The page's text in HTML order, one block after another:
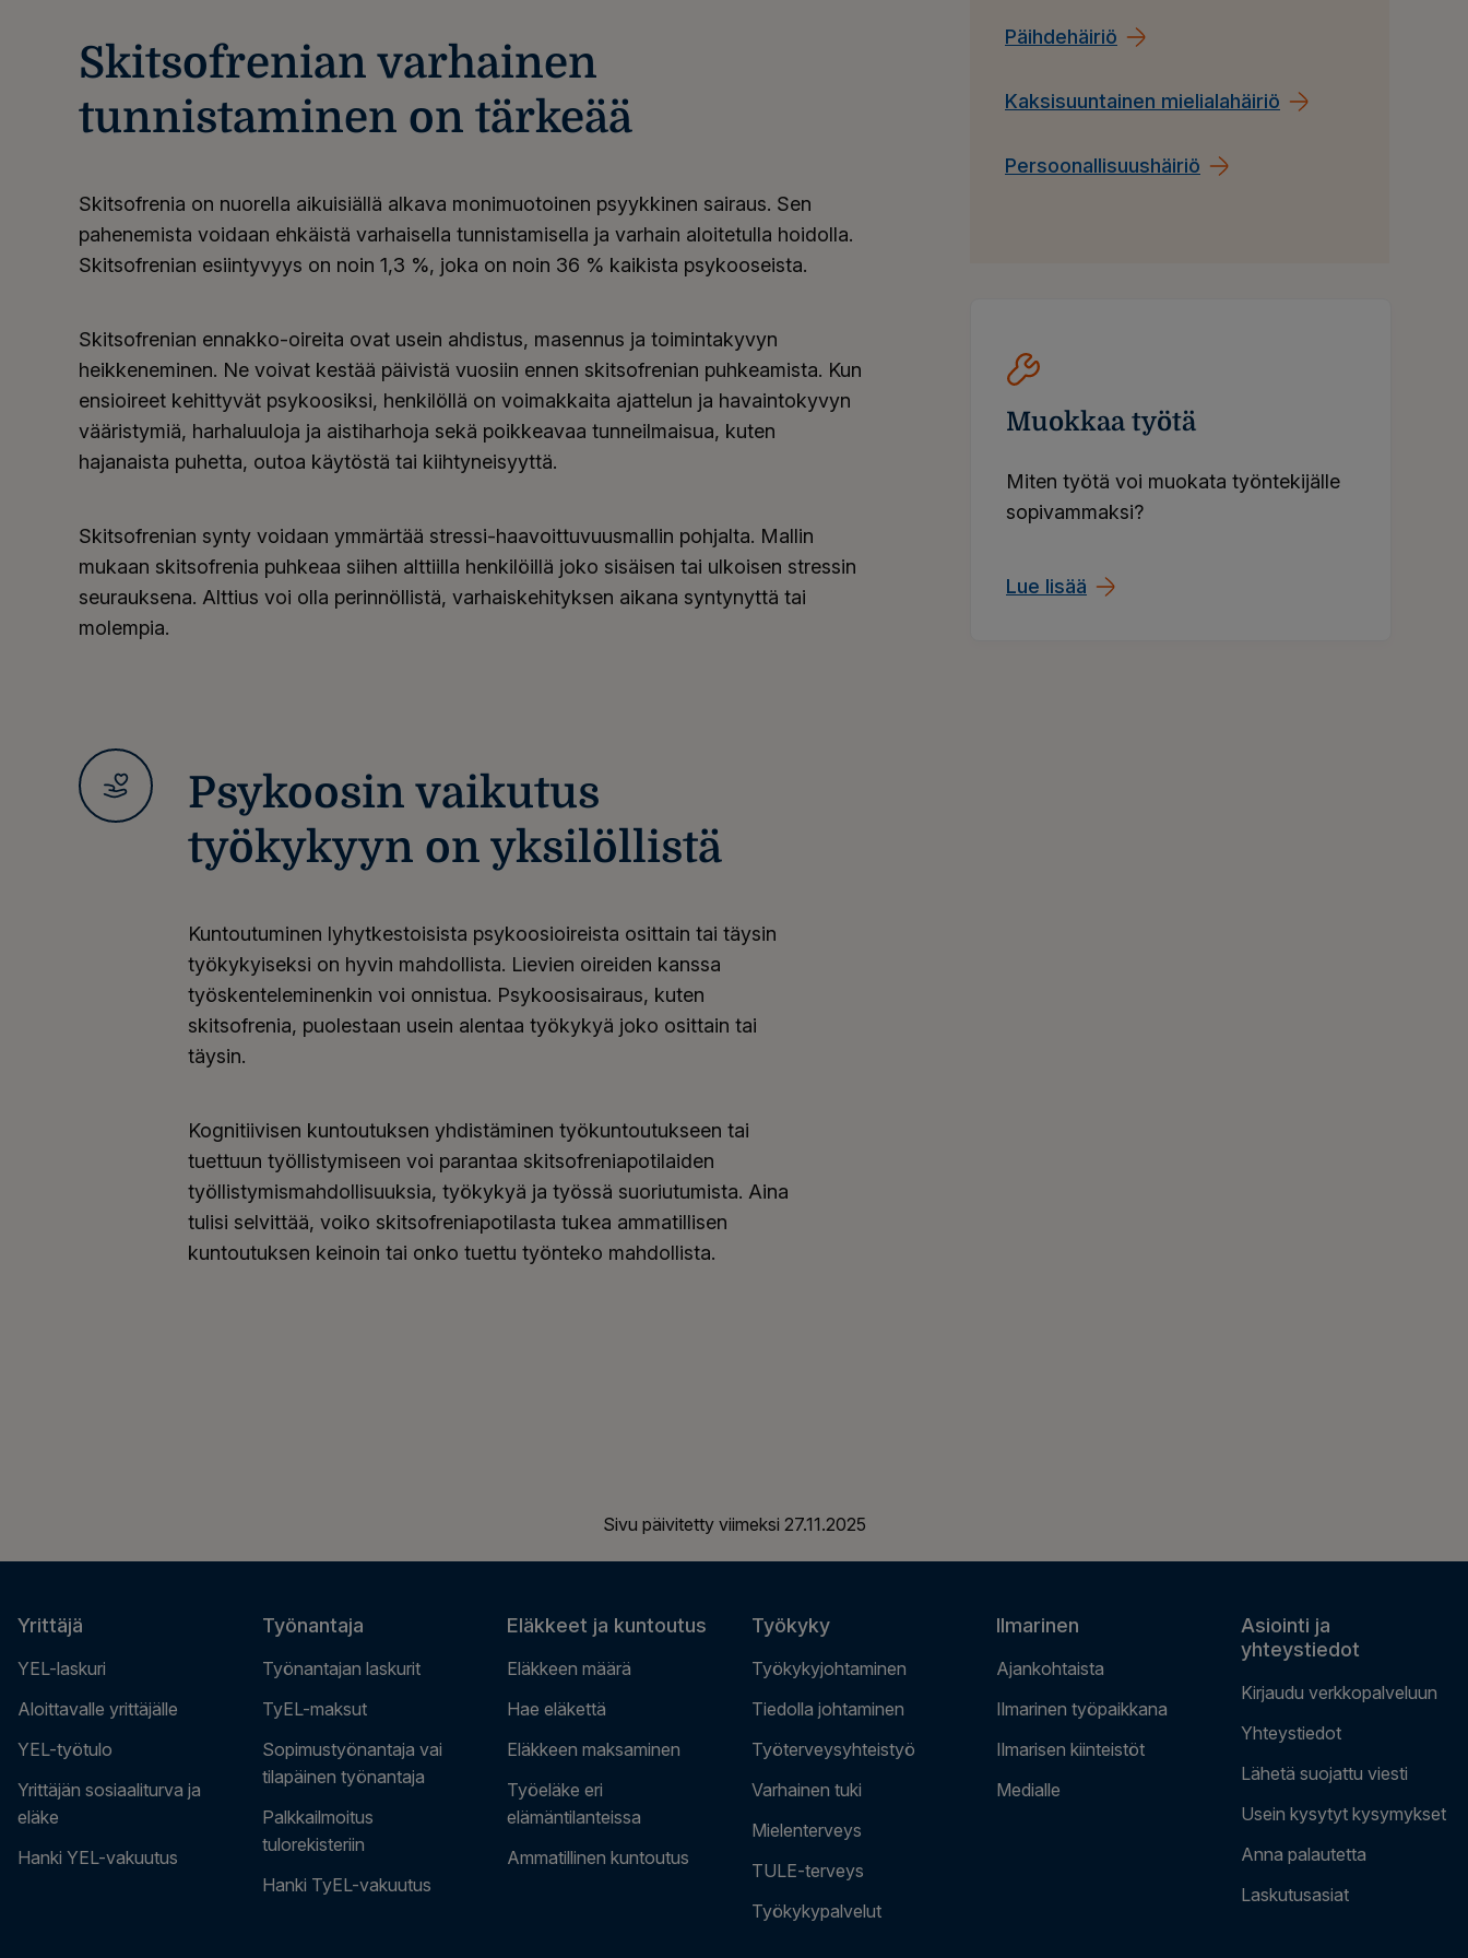
Skitsofrenian varhainen
tunnistaminen on tärkeää
Skitsofrenia on nuorella aikuisiällä alkava monimuotoinen psyykkinen sairaus. Sen
pahenemista voidaan ehkäistä varhaisella tunnistamisella ja varhain aloitetulla hoidolla.
Skitsofrenian esiintyvyys on noin 1,3 %, joka on noin 36 % kaikista psykooseista.
Skitsofrenian ennakko-oireita ovat usein ahdistus, masennus ja toimintakyvyn
heikkeneminen. Ne voivat kestää päivistä vuosiin ennen skitsofrenian puhkeamista. Kun
ensioireet kehittyvät psykoosiksi, henkilöllä on voimakkaita ajattelun ja havaintokyvyn
vääristymiä, harhaluuloja ja aistiharhoja sekä poikkeavaa tunneilmaisua, kuten
hajanaista puhetta, outoa käytöstä tai kiihtyneisyyttä.
Skitsofrenian synty voidaan ymmärtää stressi-haavoittuvuusmallin pohjalta. Mallin
mukaan skitsofrenia puhkeaa siihen alttiilla henkilöillä joko sisäisen tai ulkoisen stressin
seurauksena. Alttius voi olla perinnöllistä, varhaiskehityksen aikana syntynyttä tai
molempia.
Psykoosin vaikutus
työkykyyn on yksilöllistä
Kuntoutuminen lyhytkestoisista psykoosioireista osittain tai täysin
työkykyiseksi on hyvin mahdollista. Lievien oireiden kanssa
työskenteleminenkin voi onnistua. Psykoosisairaus, kuten
skitsofrenia, puolestaan usein alentaa työkykyä joko osittain tai
täysin.
Kognitiivisen kuntoutuksen yhdistäminen työkuntoutukseen tai
tuettuun työllistymiseen voi parantaa skitsofreniapotilaiden
työllistymismahdollisuuksia, työkykyä ja työssä suoriutumista. Aina
tulisi selvittää, voiko skitsofreniapotilasta tukea ammatillisen
kuntoutuksen keinoin tai onko tuettu työnteko mahdollista.
Päihdehäiriö
Kaksisuuntainen mielialahäiriö
Persoonallisuushäiriö
Muokkaa työtä
Miten työtä voi muokata työntekijälle
sopivammaksi?
Lue lisää
Sivu päivitetty viimeksi 27.11.2025
Yrittäjä
YEL-laskuri
Aloittavalle yrittäjälle
YEL-työtulo
Yrittäjän sosiaaliturva ja
eläke
Hanki YEL-vakuutus
Työnantaja
Työnantajan laskurit
TyEL-maksut
Sopimustyönantaja vai
tilapäinen työnantaja
Palkkailmoitus
tulorekisteriin
Hanki TyEL-vakuutus
Eläkkeet ja kuntoutus
Eläkkeen määrä
Hae eläkettä
Eläkkeen maksaminen
Työeläke eri
elämäntilanteissa
Ammatillinen kuntoutus
Työkyky
Työkykyjohtaminen
Tiedolla johtaminen
Työterveysyhteistyö
Varhainen tuki
Mielenterveys
TULE-terveys
Työkykypalvelut
Ilmarinen
Ajankohtaista
Ilmarinen työpaikkana
Ilmarisen kiinteistöt
Medialle
Asiointi ja
yhteystiedot
Kirjaudu verkkopalveluun
Yhteystiedot
Lähetä suojattu viesti
Usein kysytyt kysymykset
Anna palautetta
Laskutusasiat